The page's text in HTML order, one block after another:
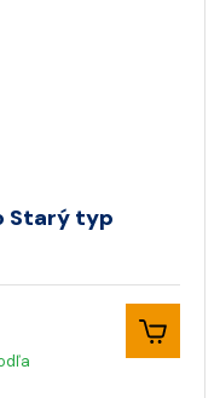
Starý typ